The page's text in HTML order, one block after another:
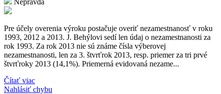
Nepravda
Pre účely overenia výroku postačuje overiť nezamestnanosť v roku
1993, 2012 a 2013. J. Behýlovi sedí len údaj o nezamestnanosti za
rok 1993. Za rok 2013 nie sú známe čísla výberovej
nezamestnanosti, len za 3. štvrťrok 2013, resp. priemer za tri prvé
štvrťroky 2013 (14,1%). Priemerná evidovaná nezame...
Čítať viac
Nahlásiť chybu